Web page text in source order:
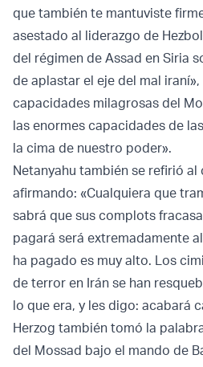
que también te mantuviste
asestado al liderazgo de
del régimen de Assad en Siria
de aplastar el eje del mal
capacidades milagrosas del
las enormes capacidades de
la cima de nuestro poder».
Netanyahu también se refirió
afirmando: «Cualquiera que
sabrá que sus complots
pagará será extremadamente
ha pagado es muy alto. Los
de terror en Irán se han
lo que era, y les digo: acabará
Herzog también tomó la
del Mossad bajo el mando de